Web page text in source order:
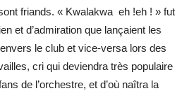
friands. « Kwalakwa eh !eh ! » fut
et d’admiration que lançaient les
le club et vice-versa lors des
cri qui deviendra très populaire
de l’orchestre, et d’où naîtra la